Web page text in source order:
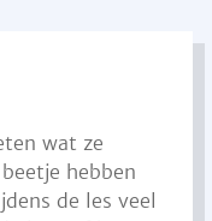
wat ze
hebben
de les veel